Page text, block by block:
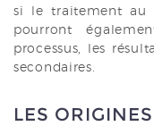
si le traitement au
pourront
processus, les
secondaires.
LES